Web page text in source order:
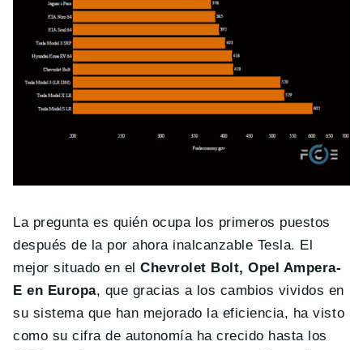
La pregunta es quién ocupa los primeros puestos
después de la por ahora inalcanzable Tesla. El
mejor situado en el Chevrolet Bolt, Opel Ampera-
E en Europa, que gracias a los cambios vividos en
su sistema que han mejorado la eficiencia, ha visto
como su cifra de autonomía ha crecido hasta los